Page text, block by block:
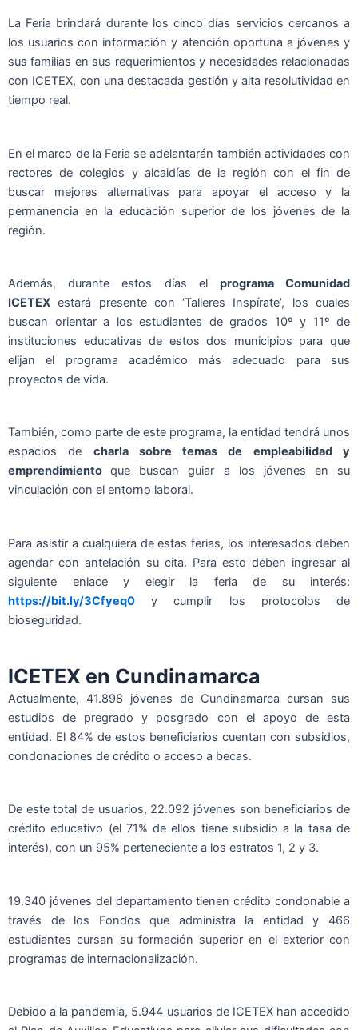
La Feria brindará durante los cinco días servicios cercanos a
los usuarios con información y atención oportuna a jóvenes y
sus familias en sus requerimientos y necesidades relacionadas
con ICETEX, con una destacada gestión y alta resolutividad en
tiempo real.
En el marco de la Feria se adelantarán también actividades con
rectores de colegios y alcaldías de la región con el fin de
buscar mejores alternativas para apoyar el acceso y la
permanencia en la educación superior de los jóvenes de la
región.
Además, durante estos días el programa Comunidad
ICETEX estará presente con ‘Talleres Inspírate’, los cuales
buscan orientar a los estudiantes de grados 10º y 11º de
instituciones educativas de estos dos municipios para que
elijan el programa académico más adecuado para sus
proyectos de vida.
También, como parte de este programa, la entidad tendrá unos
espacios de charla sobre temas de empleabilidad y
emprendimientoque buscan guiar a los jóvenes en su
vinculación con el entorno laboral.
Para asistir a cualquiera de estas ferias, los interesados deben
agendar con antelación su cita. Para esto deben ingresar al
siguiente enlace y elegir la feria de su interés:
https://bit.ly/3Cfyeq0 y cumplir los protocolos de
bioseguridad.
ICETEX en Cundinamarca
Actualmente, 41.898 jóvenes de Cundinamarca cursan sus
estudios de pregrado y posgrado con el apoyo de esta
entidad. El 84% de estos beneficiarios cuentan con subsidios,
condonaciones de crédito o acceso a becas.
De este total de usuarios, 22.092 jóvenes son beneficiarios de
crédito educativo (el 71% de ellos tiene subsidio a la tasa de
interés), con un 95% perteneciente a los estratos 1, 2 y 3.
19.340 jóvenes del departamento tienen crédito condonable a
través de los Fondos que administra la entidad y 466
estudiantes cursan su formación superior en el exterior con
programas de internacionalización.
Debido a la pandemia, 5.944 usuarios de ICETEX han accedido